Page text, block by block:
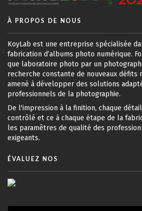
À PROPOS DE NOUS
KoyLab est une entreprise spécialisée
fabrication d’albums photo numérique.
que laboratoire photo par un
recherche constante de nouveaux défits
amené à développer des solutions
professionnels de la photographie.
De l'impression à la finition, chaque
contrôlé et ce à chaque étape de la
les paramêtres de qualité des
exigeants.
ÉVALUEZ NOS